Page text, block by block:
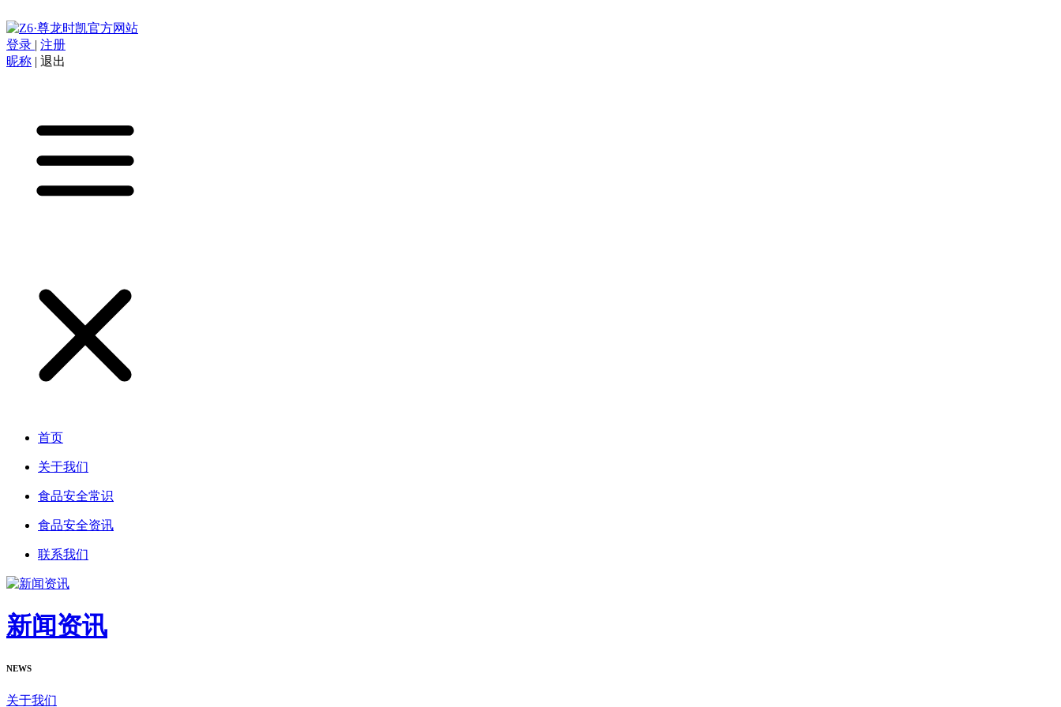
登录 | 注册
昵称 | 退出
首页
关于我们
食品安全常识
食品安全资讯
联系我们
新闻资讯
NEWS
关于我们